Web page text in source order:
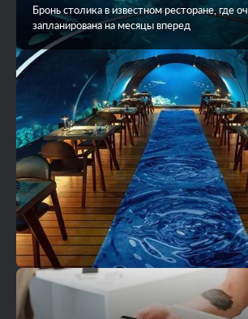
Бронь столика в известном ресторане, где
запланирована на месяцы вперед